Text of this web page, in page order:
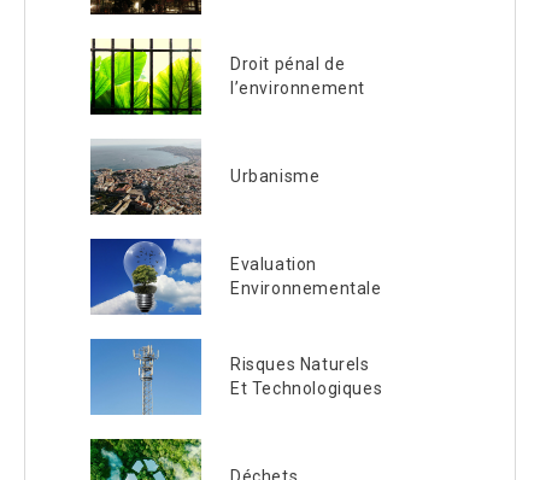
Droit pénal de
l’environnement
Urbanisme
Evaluation
Environnementale
Risques Naturels
Et Technologiques